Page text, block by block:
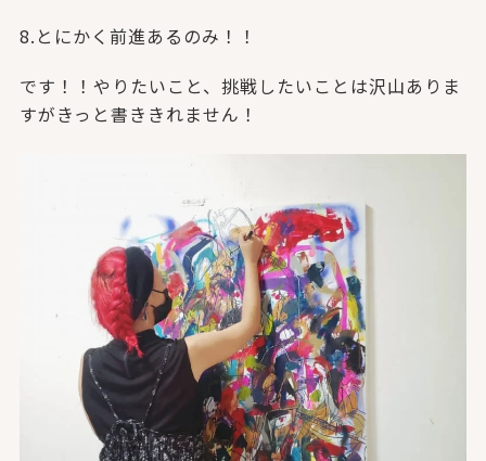
8.とにかく前進あるのみ！！
です！！やりたいこと、挑戦したいことは沢山ありま
すがきっと書ききれません！